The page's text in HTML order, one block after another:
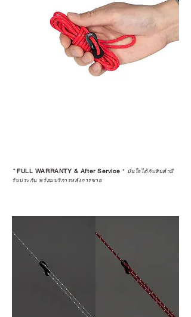
*FULL WARRANTY & After Service * มั่นใจได้กับสินค้ามี
รับประกัน พร้อมบริการหลังการขาย